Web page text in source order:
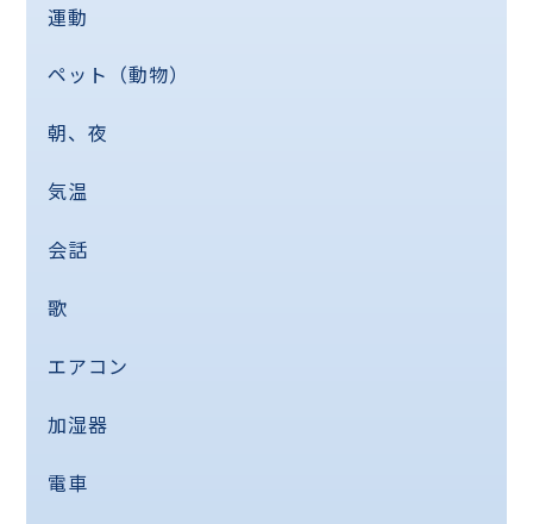
運動
ペット（動物）
朝、夜
気温
会話
歌
エアコン
加湿器
電車